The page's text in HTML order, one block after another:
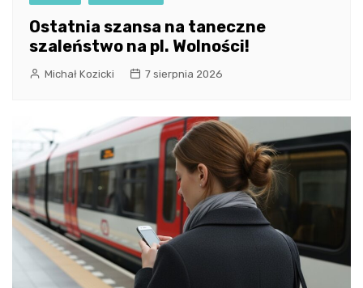
Ostatnia szansa na taneczne
szaleństwo na pl. Wolności!
Michał Kozicki 7 sierpnia 2026